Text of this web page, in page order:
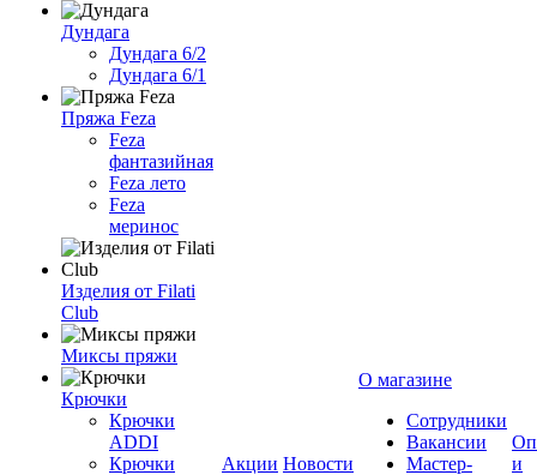
Дундага
Дундага 6/2
Дундага 6/1
Пряжа Feza
Feza
фантазийная
Feza лето
Feza
меринос
Изделия от Filati
Club
Миксы пряжи
Крючки
Крючки
ADDI
Крючки
Акции Новости
О магазине
Сотрудники
Вакансии
Мастер-
и